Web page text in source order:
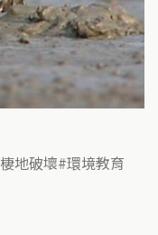
棲地破壞 環境教育